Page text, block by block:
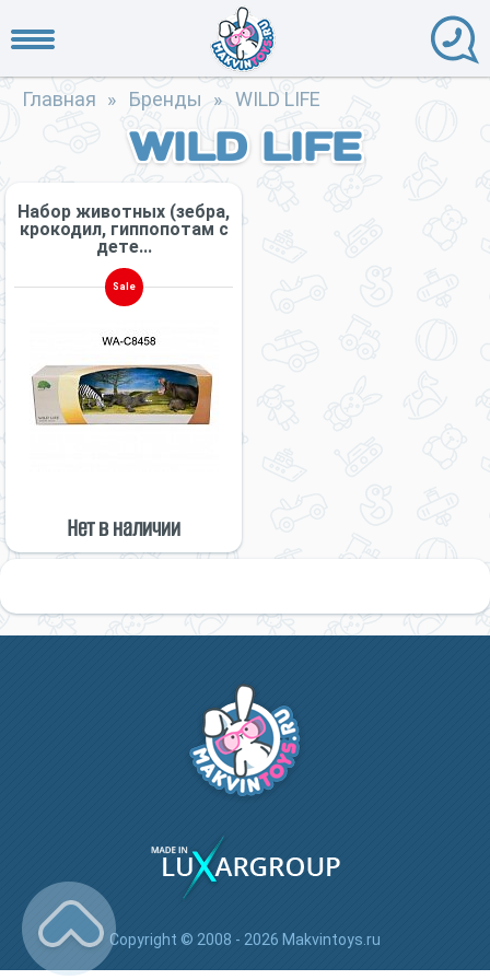
Главная » Бренды » WILD LIFE
WILD LIFE
Набор животных (зебра,
крокодил, гиппопотам с
дете...
Sale
Нет в наличии
Copyright © 2008 - 2026 Makvintoys.ru